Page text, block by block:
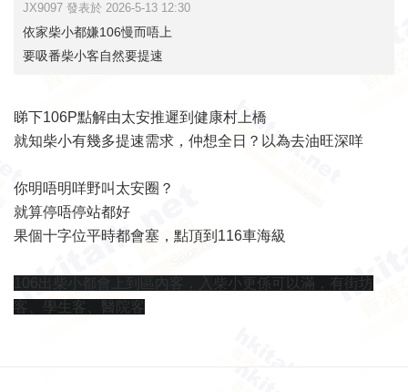
JX9097 發表於 2026-5-13 12:30
依家柴小都嫌106慢而唔上
要吸番柴小客自然要提速
睇下106P點解由太安推遲到健康村上橋
就知柴小有幾多提速需求，仲想全日？以為去油旺深咩
你明唔明咩野叫太安圈？
就算停唔停站都好
果個十字位平時都會塞，點頂到116車海級
106出柴小都會上到區內客，入 柴小更係可以滿，有街坊
客、學生客、醫院客